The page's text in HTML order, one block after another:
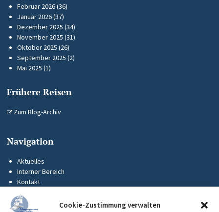
Cookie-Zustimmung verwalten
Februar 2026(36)
Januar 2026(37)
Dezember 2025 (34)
November 2025 (31)
Oktober 2025 (26)
September 2025 (2)
Mai 2025 (1)
Frühere Reisen
Zum Blog-Archiv
Navigation
Aktuelles
Interner Bereich
Kontakt
KUS-Flyer
Impressum